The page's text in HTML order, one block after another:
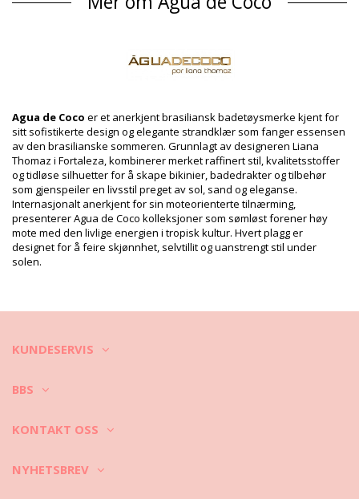
Sammensetning: 87% Polyamide; 13% Elastane
Produkt informasjon
Avdeling: Dame, Bikinibukser
HS CODE: 6112.41.0010
SKU: 1981120833
EAN: XS (7899818101756), S (7909598533804), M (7909598533811),
L (7909598533828), XL (7899818101794)
Leverandør referanse: C1241B1524
Vekt: 45g / 0.1lb / 1.59oz
Trykk er ikke eksakt og kan variere i hht. snitt
Retusjerte foto
Vask & ivaretagelses
instruksjoner
Ønsker du å kunne nyte din nye bikini i et par sesonger? Hvis du gjør
lengre enn 1 sommer, men hvordan får du den til å vare i noen år?
det alltid på et håndkle. Direkte kontakt med overflater som betong,
Agua de Coco er et anerkjent brasiliansk badetøysmerke kjent for
sitt sofistikerte design og elegante strandklær som fanger essensen
av den brasilianske sommeren. Grunnlagt av designeren Liana
Thomaz i Fortaleza, kombinerer merket raffinert stil, kvalitetsstoffer
og tidløse silhuetter for å skape bikinier, badedrakter og tilbehør
som gjenspeiler en livsstil preget av sol, sand og eleganse.
Internasjonalt anerkjent for sin moteorienterte tilnærming,
presenterer Agua de Coco kolleksjoner som sømløst forener høy
mote med den livlige energien i tropisk kultur. Hvert plagg er
designet for å feire skjønnhet, selvtillit og uanstrengt stil under
solen.
KUNDESERVIS
BBS
KONTAKT OSS
NYHETSBREV